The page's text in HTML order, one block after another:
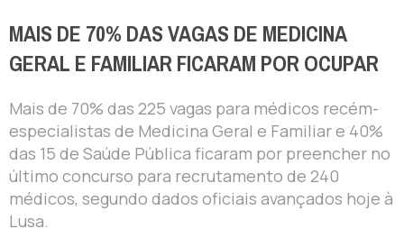
MAIS DE 70% DAS VAGAS DE MEDICINA
GERAL E FAMILIAR FICARAM POR OCUPAR
Mais de 70% das 225 vagas para médicos recém-
especialistas de Medicina Geral e Familiar e 40%
das 15 de Saúde Pública ficaram por preencher no
último concurso para recrutamento de 240
médicos, segundo dados oficiais avançados hoje à
Lusa.